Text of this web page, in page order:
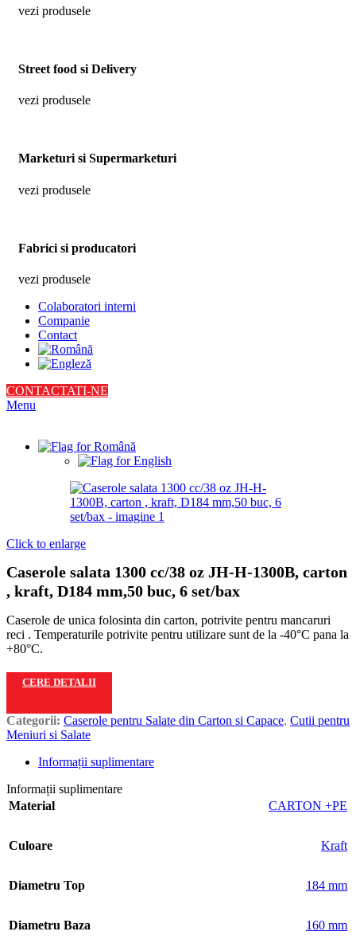
vezi produsele
Street food si Delivery
vezi produsele
Marketuri si Supermarketuri
vezi produsele
Fabrici si producatori
vezi produsele
Colaboratori interni
Companie
Contact
CONTACTATI-NE
Menu
Click to enlarge
Caserole salata 1300 cc/38 oz JH-H-1300B, carton
, kraft, D184 mm,50 buc, 6 set/bax
Caserole de unica folosinta din carton, potrivite pentru mancaruri
reci . Temperaturile potrivite pentru utilizare sunt de la -40°C pana la
+80°C.
CERE DETALII
Categorii: Caserole pentru Salate din Carton si Capace, Cutii pentru
Meniuri si Salate
Informații suplimentare
Informații suplimentare
Material
CARTON +PE
Culoare Kraft
Diametru Top 184 mm
Diametru Baza 160 mm